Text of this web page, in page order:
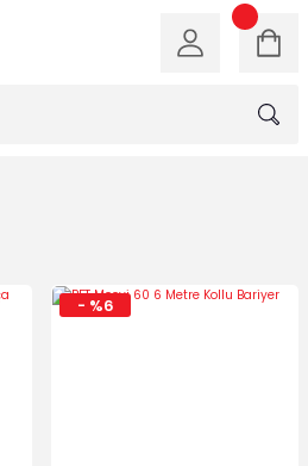
- %6